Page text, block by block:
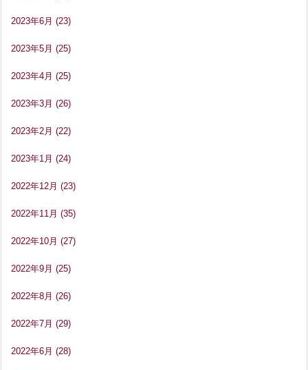
2023年6月 (23)
2023年5月 (25)
2023年4月 (25)
2023年3月 (26)
2023年2月 (22)
2023年1月 (24)
2022年12月 (23)
2022年11月 (35)
2022年10月 (27)
2022年9月 (25)
2022年8月 (26)
2022年7月 (29)
2022年6月 (28)